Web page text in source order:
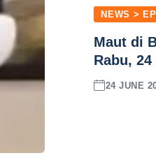
NEWS >
Maut di
Rabu,
24 JUNE